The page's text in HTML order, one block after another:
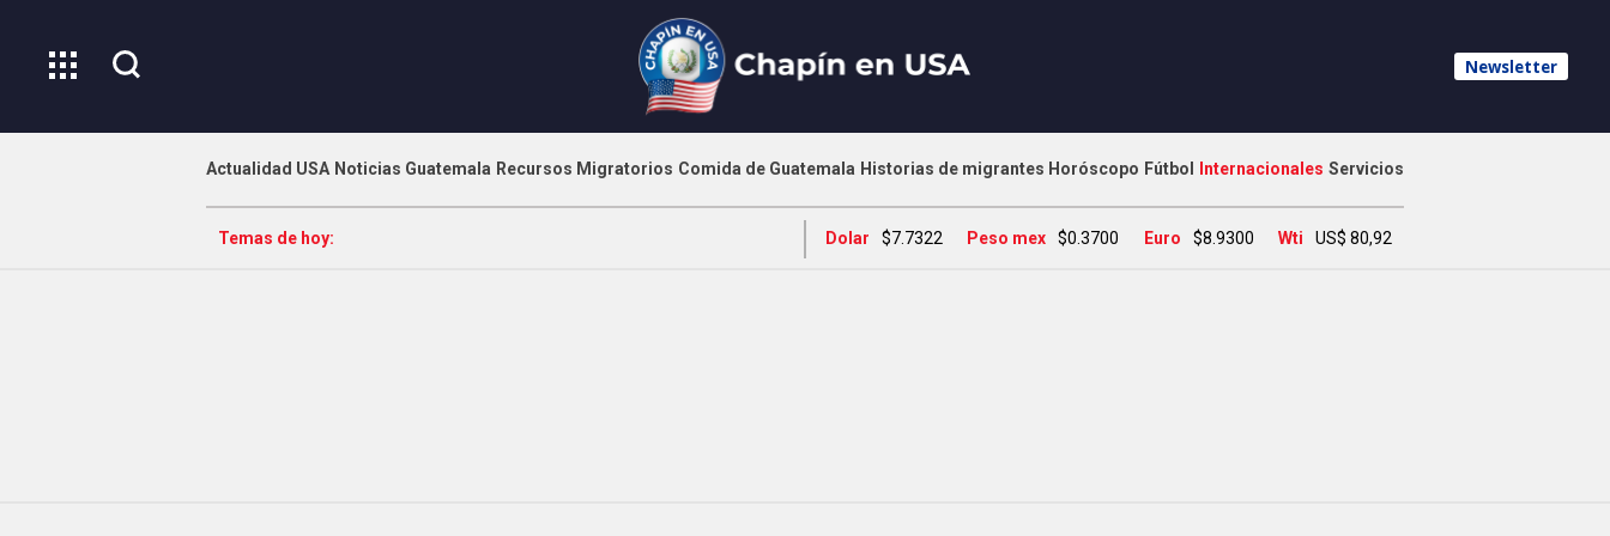
Newsletter
Actualidad USA Noticias Guatemala Recursos Migratorios Comida de Guatemala Historias de migrantes Horóscopo Fútbol Internacionales Servicios
Temas de hoy: Dolar $7.7322 Peso mex $0.3700 Euro $8.9300 Wti US$ 80,92